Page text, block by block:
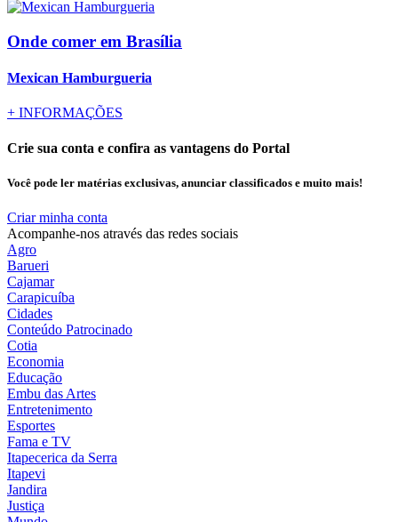
Onde comer em Brasília
Mexican Hamburgueria
+ INFORMAÇÕES
Crie sua conta e confira as vantagens do Portal
Você pode ler matérias exclusivas, anunciar classificados e muito mais!
Criar minha conta
Acompanhe-nos através das redes sociais
Agro
Barueri
Cajamar
Carapicuíba
Cidades
Conteúdo Patrocinado
Cotia
Economia
Educação
Embu das Artes
Entretenimento
Esportes
Fama e TV
Itapecerica da Serra
Itapevi
Jandira
Justiça